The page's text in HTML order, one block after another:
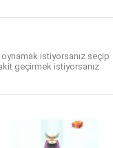
istiyorsanız seçip
geçirmek istiyorsanız